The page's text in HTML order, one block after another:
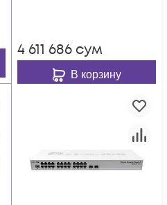
4 611 686 сум
В корзину